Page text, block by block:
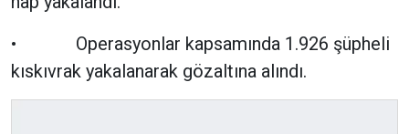
• Operasyonlar kapsamında 1.926 şüpheli
kıskıvrak yakalanarak gözaltına alındı.